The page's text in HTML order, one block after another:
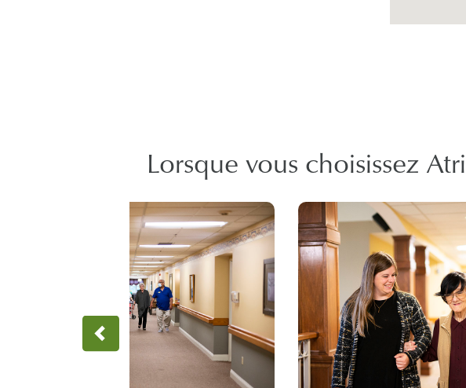
Lorsque vous choisissez